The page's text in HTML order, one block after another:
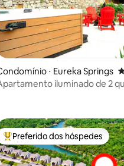
média de 5, 103
⋅ Eureka Springs
iluminado de 2
Entre os melhores preferidos
Preferido dos hóspedes